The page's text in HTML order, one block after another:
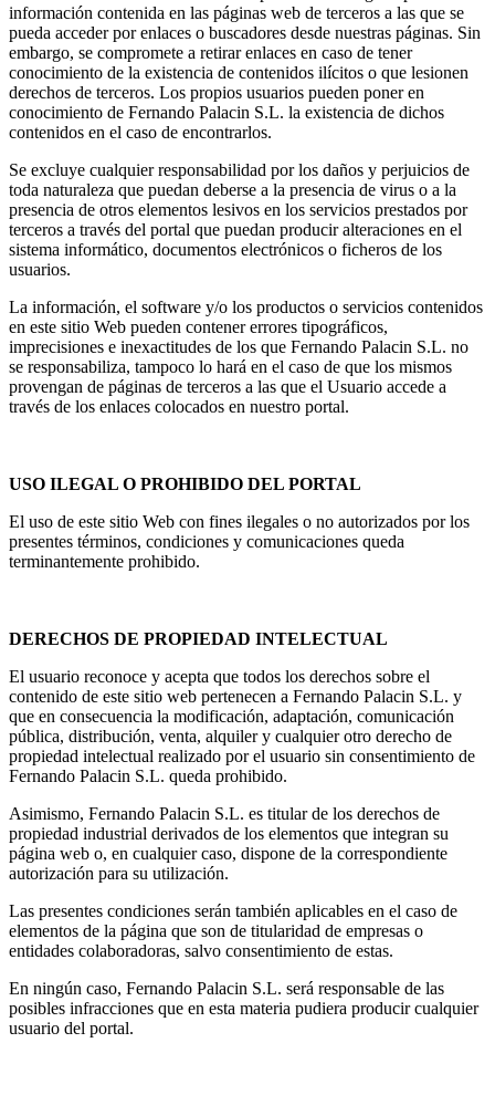
información contenida en las páginas web de terceros a las que se
pueda acceder por enlaces o buscadores desde nuestras páginas. Sin
embargo, se compromete a retirar enlaces en caso de tener
conocimiento de la existencia de contenidos ilícitos o que lesionen
derechos de terceros. Los propios usuarios pueden poner en
conocimiento de Fernando Palacin S.L. la existencia de dichos
contenidos en el caso de encontrarlos.
Se excluye cualquier responsabilidad por los daños y perjuicios de
toda naturaleza que puedan deberse a la presencia de virus o a la
presencia de otros elementos lesivos en los servicios prestados por
terceros a través del portal que puedan producir alteraciones en el
sistema informático, documentos electrónicos o ficheros de los
usuarios.
La información, el software y/o los productos o servicios contenidos
en este sitio Web pueden contener errores tipográficos,
imprecisiones e inexactitudes de los que Fernando Palacin S.L. no
se responsabiliza, tampoco lo hará en el caso de que los mismos
provengan de páginas de terceros a las que el Usuario accede a
través de los enlaces colocados en nuestro portal.
USO ILEGAL O PROHIBIDO DEL PORTAL
El uso de este sitio Web con fines ilegales o no autorizados por los
presentes términos, condiciones y comunicaciones queda
terminantemente prohibido.
DERECHOS DE PROPIEDAD INTELECTUAL
El usuario reconoce y acepta que todos los derechos sobre el
contenido de este sitio web pertenecen a Fernando Palacin S.L. y
que en consecuencia la modificación, adaptación, comunicación
pública, distribución, venta, alquiler y cualquier otro derecho de
propiedad intelectual realizado por el usuario sin consentimiento de
Fernando Palacin S.L. queda prohibido.
Asimismo, Fernando Palacin S.L. es titular de los derechos de
propiedad industrial derivados de los elementos que integran su
página web o, en cualquier caso, dispone de la correspondiente
autorización para su utilización.
Las presentes condiciones serán también aplicables en el caso de
elementos de la página que son de titularidad de empresas o
entidades colaboradoras, salvo consentimiento de estas.
En ningún caso, Fernando Palacin S.L. será responsable de las
posibles infracciones que en esta materia pudiera producir cualquier
usuario del portal.